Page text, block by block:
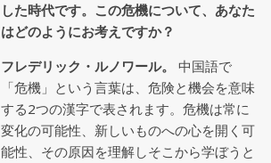
した時代です。この危機について、あなた
はどのようにお考えですか？
フレデリック・ルノワール。
中国語で
「危機」という言葉は、危険と機会を意味
する2つの漢字で表されます。危機は常に
変化の可能性、新しいものへの心を開く可
能性、その原因を理解しそこから学ぼうと